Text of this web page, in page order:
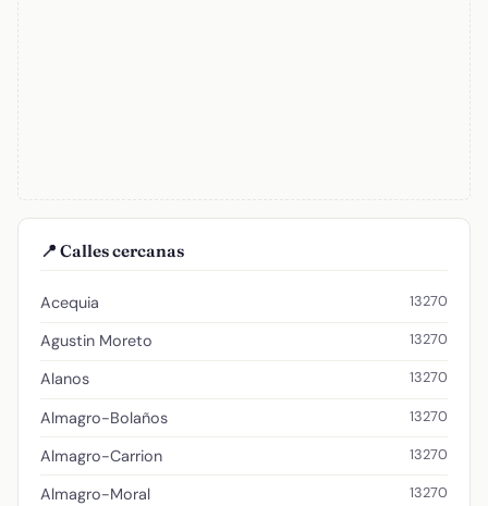
📍 Calles cercanas
Acequia 13270
Agustin Moreto 13270
Alanos 13270
Almagro-Bolaños 13270
Almagro-Carrion 13270
Almagro-Moral 13270